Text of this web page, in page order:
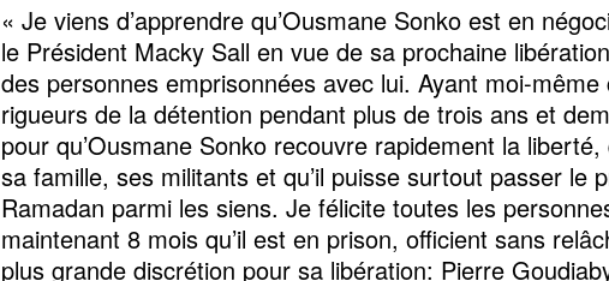
« Je viens d’apprendre qu’Ousmane Sonko est en
le Président Macky Sall en vue de sa prochaine
des personnes emprisonnées avec lui. Ayant moi-même
rigueurs de la détention pendant plus de trois ans et
pour qu’Ousmane Sonko recouvre rapidement la liberté,
sa famille, ses militants et qu’il puisse surtout passer le
Ramadan parmi les siens. Je félicite toutes les
maintenant 8 mois qu’il est en prison, officient sans
plus grande discrétion pour sa libération: Pierre